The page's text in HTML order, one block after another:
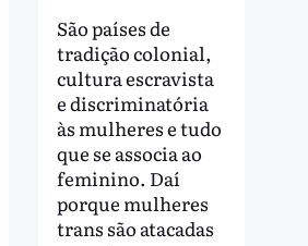
São países de
tradição colonial,
cultura escravista
e discriminatória
às mulheres e tudo
que se associa ao
feminino. Daí
porque mulheres
trans são atacadas